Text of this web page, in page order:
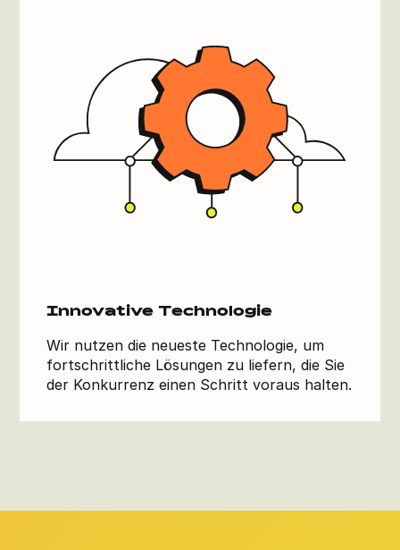
Innovative Technologie
Wir nutzen die neueste Technologie, um
fortschrittliche Lösungen zu liefern, die Sie
der Konkurrenz einen Schritt voraus halten.